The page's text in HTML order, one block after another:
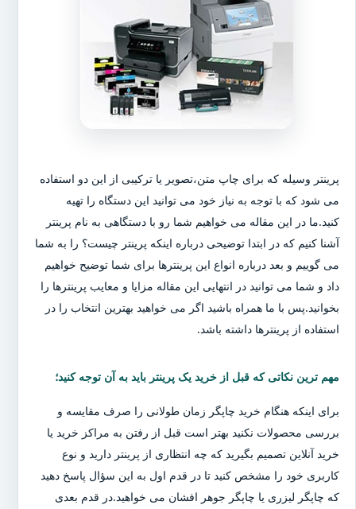
پرینتر وسیله که برای چاپ متن،تصویر یا ترکیبی از این دو استفاده
می شود که با توجه به نیاز خود می توانید این دستگاه را تهیه
کنید.ما در این مقاله می خواهیم شما رو با دستگاهی به نام پرینتر
آشنا کنیم که در ابتدا توضیحی درباره اینکه پرینتر چیست؟ را به شما
می گوییم و بعد درباره انواع این پرینترها برای شما توضیح خواهیم
داد و شما می توانید در انتهایی این مقاله مزایا و معایب پرینترها را
بخوانید.پس با ما همراه باشید اگر می خواهید بهترین انتخاب را در
استفاده از پرینترها داشته باشد.
مهم ترین نکاتی که قبل از خرید یک پرینتر باید به آن توجه کنید؛
برای اینکه هنگام خرید چاپگر زمان طولانی را صرف مقایسه و
بررسی محصولات نکنید بهتر است قبل از رفتن به مراکز خرید یا
خرید آنلاین تصمیم بگیرید که چه انتظاری از پرینتر دارید و نوع
کاربری خود را مشخص کنید تا در قدم اول به این سؤال پاسخ دهید
که چاپگر لیزری یا چاپگر جوهر افشان می خواهید.در قدم بعدی